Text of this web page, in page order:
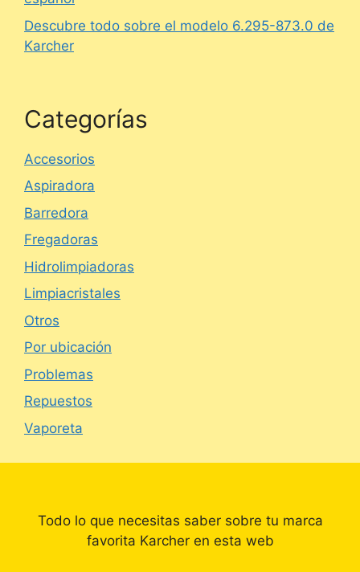
Descubre todo sobre el modelo 6.295-873.0 de
Karcher
Categorías
Accesorios
Aspiradora
Barredora
Fregadoras
Hidrolimpiadoras
Limpiacristales
Otros
Por ubicación
Problemas
Repuestos
Vaporeta
Todo lo que necesitas saber sobre tu marca
favorita Karcher en esta web